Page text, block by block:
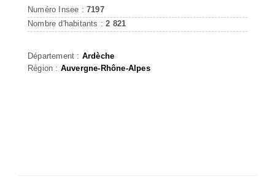
Numéro Insee : 7197
Nombre d'habitants :2 821
Département : Ardèche
Région : Auvergne-Rhône-Alpes